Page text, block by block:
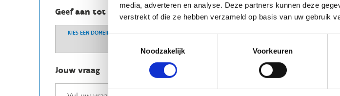
media, adverteren en analyse. Deze partners kunnen deze
verstrekt of die ze hebben verzameld op basis van uw gebruik
Noodzakelijk
Voorkeuren
Geef aan tot welk domein jouw vraag behoort
KIES EEN DOMEIN
Jouw vraag